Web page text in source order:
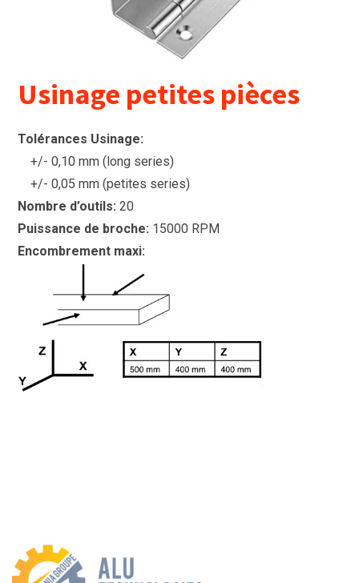
Usinage petites pièces
Tolérances Usinage:
+/- 0,10 mm (long series)
+/- 0,05 mm (petites series)
Nombre d’outils: 20
Puissance de broche: 15000 RPM
Encombrement maxi: